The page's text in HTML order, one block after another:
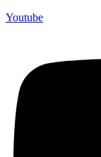
Youtube